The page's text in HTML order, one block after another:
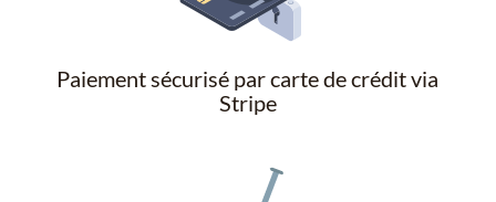
Paiement sécurisé par carte de crédit via
Stripe